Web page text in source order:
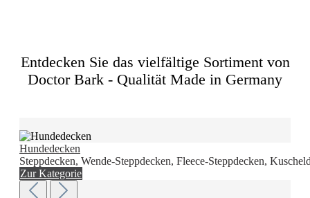
Entdecken Sie das vielfältige Sortiment von
Doctor Bark - Qualität Made in Germany
Hundedecken
Steppdecken, Wende-Steppdecken, Fleece-Steppdecken,
Zur Kategorie